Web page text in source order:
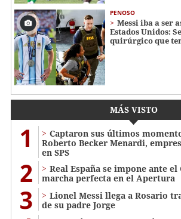
PENOSO
Messi iba a ser
Estados Unidos:
quirúrgico que
MÁS VISTO
1
Captaron sus últimos
Roberto Becker Menardi​​​,
en SPS
2
Real España se impone ante el
marcha perfecta en el Apertura
3
Lionel Messi llega a Rosario
de su padre Jorge